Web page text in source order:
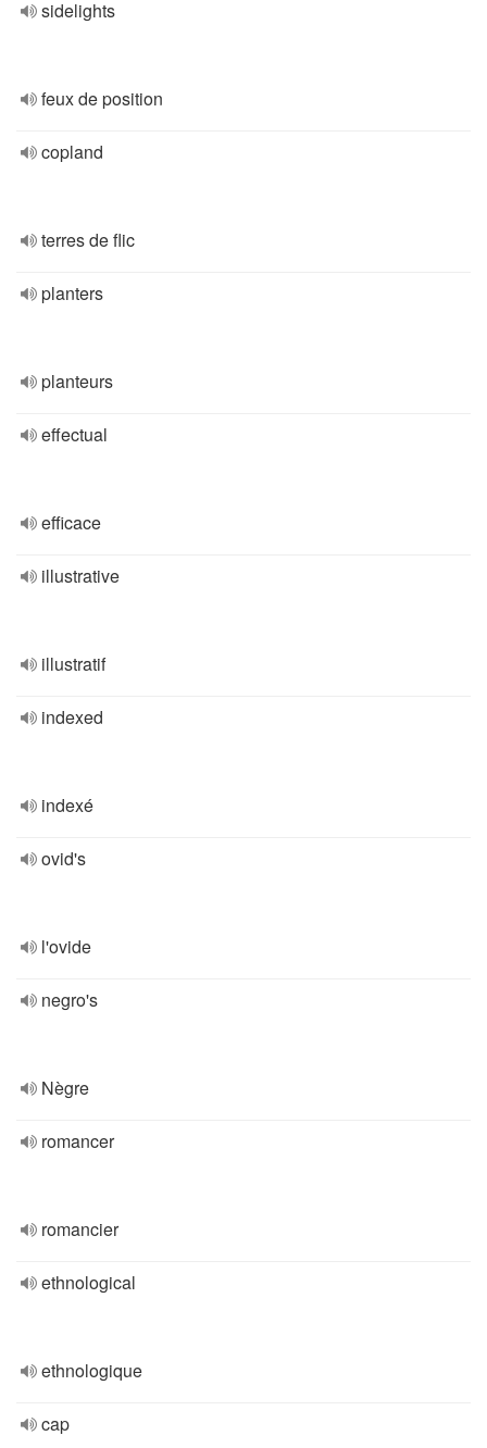
sidelights
feux de position
copland
terres de flic
planters
planteurs
effectual
efficace
illustrative
illustratif
indexed
indexé
ovid's
l'ovide
negro's
Nègre
romancer
romancier
ethnological
ethnologique
cap